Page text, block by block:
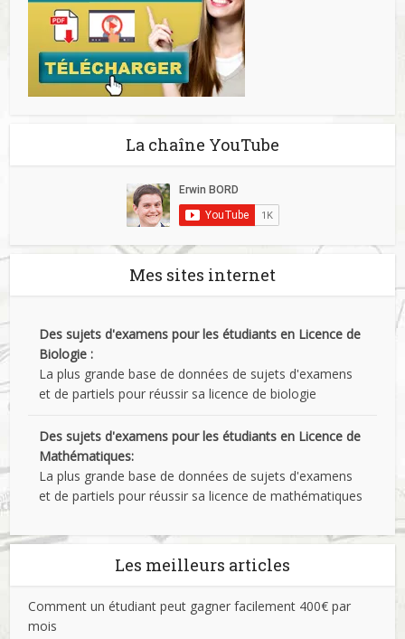
La chaîne YouTube
Mes sites internet
Des sujets d'examens pour les étudiants en Licence de
Biologie :
La plus grande base de données de sujets d'examens
et de partiels pour réussir sa licence de biologie
Des sujets d'examens pour les étudiants en Licence de
Mathématiques:
La plus grande base de données de sujets d'examens
et de partiels pour réussir sa licence de mathématiques
Les meilleurs articles
Comment un étudiant peut gagner facilement 400€ par
mois